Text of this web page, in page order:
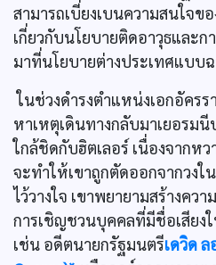
สามารถเบี่ยงเบนความสนใจข
เกี่ยวกับนโยบายติดอาวุธและก
มาที่นโยบายต่างประเทศแบบ
ในช่วงดำรงตำแหน่งเอกอัคร
หาเหตุเดินทางกลับมาเยอรมนี
ใกล้ชิดกับฮิตเลอร์ เนื่องจากหว
จะทำให้เขาถูกตัดออกจากวง
ไว้วางใจ เขาพยายามสร้างคว
การเชิญชวนบุคคลที่มีชื่อเสียง
เช่น อดีตนายกรัฐมนตรีเดวิด